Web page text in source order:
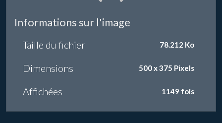
Informations sur l'image
Taille du fichier 78.212 Ko
Dimensions 500 x 375 Pixels
Affichées 1149 fois